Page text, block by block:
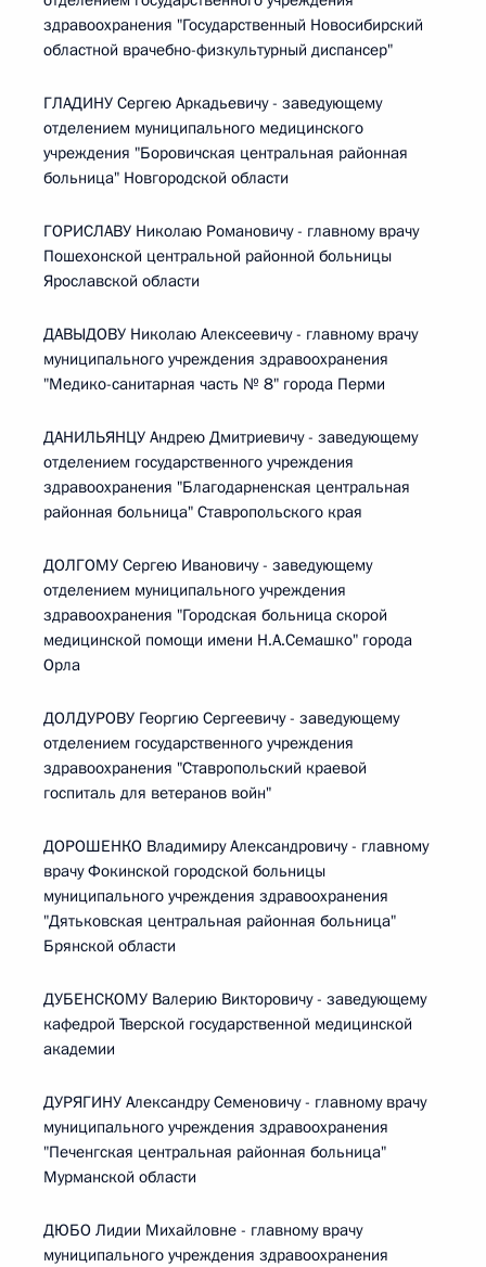
здравоохранения "Государственный Новосибирский
областной врачебно-физкультурный диспансер"
ГЛАДИНУ Сергею Аркадьевичу - заведующему
отделением муниципального медицинского
учреждения "Боровичская центральная районная
больница" Новгородской области
ГОРИСЛАВУ Николаю Романовичу - главному врачу
Пошехонской центральной районной больницы
Ярославской области
ДАВЫДОВУ Николаю Алексеевичу - главному врачу
муниципального учреждения здравоохранения
"Медико-санитарная часть № 8" города Перми
ДАНИЛЬЯНЦУ Андрею Дмитриевичу - заведующему
отделением государственного учреждения
здравоохранения "Благодарненская центральная
районная больница" Ставропольского края
ДОЛГОМУ Сергею Ивановичу - заведующему
отделением муниципального учреждения
здравоохранения "Городская больница скорой
медицинской помощи имени Н.А.Семашко" города
Орла
ДОЛДУРОВУ Георгию Сергеевичу - заведующему
отделением государственного учреждения
здравоохранения "Ставропольский краевой
госпиталь для ветеранов войн"
ДОРОШЕНКО Владимиру Александровичу - главному
врачу Фокинской городской больницы
муниципального учреждения здравоохранения
"Дятьковская центральная районная больница"
Брянской области
ДУБЕНСКОМУ Валерию Викторовичу - заведующему
кафедрой Тверской государственной медицинской
академии
ДУРЯГИНУ Александру Семеновичу - главному врачу
муниципального учреждения здравоохранения
"Печенгская центральная районная больница"
Мурманской области
ДЮБО Лидии Михайловне - главному врачу
муниципального учреждения здравоохранения